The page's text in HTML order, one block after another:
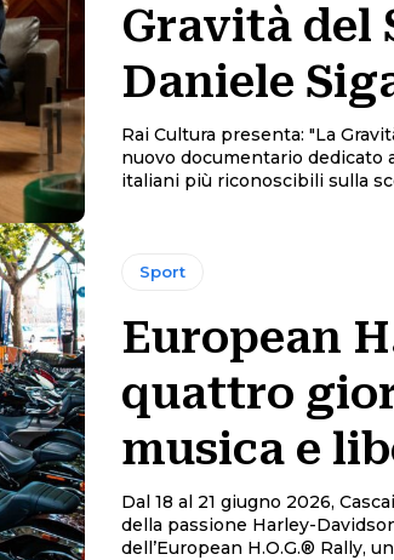
Gravità del
Daniele
Rai Cultura presenta: "La
nuovo documentario
italiani più riconoscibili sulla
Sport
European
quattro
musica e
Dal 18 al 21 giugno 2026,
della passione Harley-
dell’European H.O.G.® Rally,